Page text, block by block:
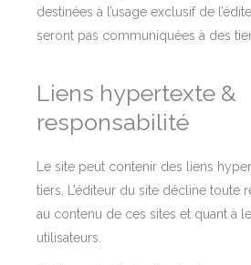
destinées à l’usage exclusif de
seront pas communiquées à des
Liens hypertexte &
responsabilité
Le site peut contenir des liens
tiers. L’éditeur du site décline toute
au contenu de ces sites et quant à
utilisateurs.